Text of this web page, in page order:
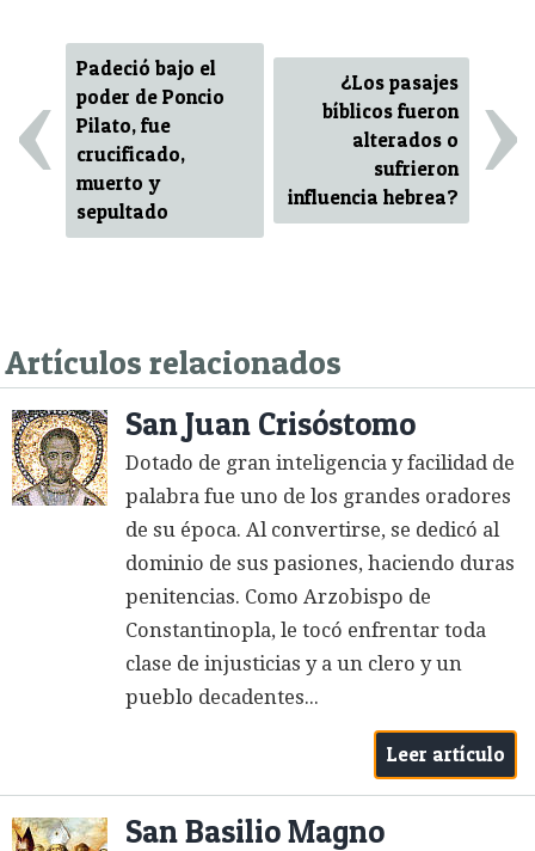
‹
Padeció bajo el
poder de Poncio
Pilato, fue
crucificado,
muerto y
sepultado
¿Los pasajes
bíblicos fueron
alterados o
sufrieron
influencia hebrea?
›
Artículos relacionados
San Juan Crisóstomo
Dotado de gran inteligencia y facilidad de
palabra fue uno de los grandes oradores
de su época. Al convertirse, se dedicó al
dominio de sus pasiones, haciendo duras
penitencias. Como Arzobispo de
Constantinopla, le tocó enfrentar toda
clase de injusticias y a un clero y un
pueblo decadentes...
Leer artículo
San Basilio Magno